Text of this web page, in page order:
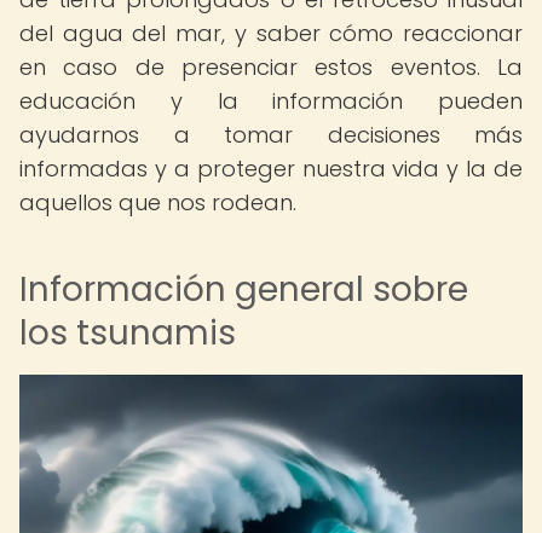
del agua del mar, y saber cómo reaccionar
en caso de presenciar estos eventos. La
educación y la información pueden
ayudarnos a tomar decisiones más
informadas y a proteger nuestra vida y la de
aquellos que nos rodean.
Información general sobre
los tsunamis